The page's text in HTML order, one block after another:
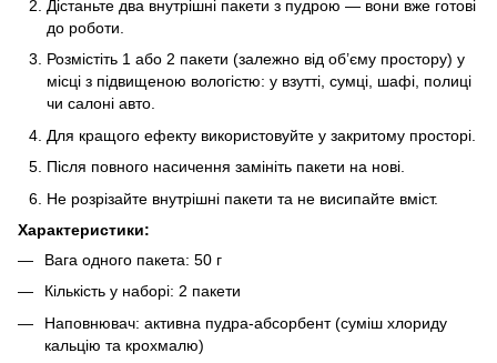
Дістаньте два внутрішні пакети з пудрою — вони вже готові
до роботи.
Розмістіть 1 або 2 пакети (залежно від об’єму простору) у
місці з підвищеною вологістю: у взутті, сумці, шафі, полиці
чи салоні авто.
Для кращого ефекту використовуйте у закритому просторі.
Після повного насичення замініть пакети на нові.
Не розрізайте внутрішні пакети та не висипайте вміст.
Характеристики:
Вага одного пакета: 50 г
Кількість у наборі: 2 пакети
Наповнювач: активна пудра-абсорбент (суміш хлориду
кальцію та крохмалю)